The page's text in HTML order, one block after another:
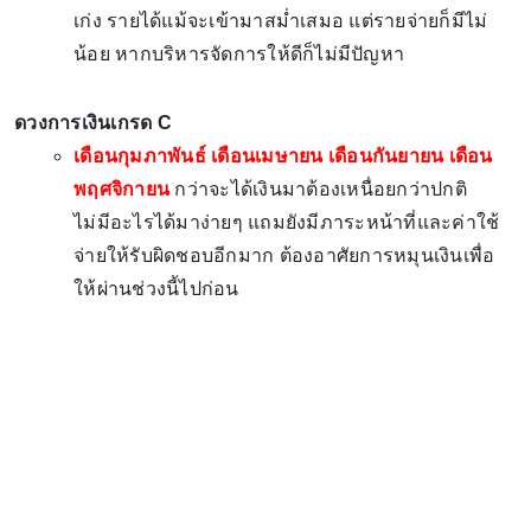
เก่ง รายได้แม้จะเข้ามาสม่ำเสมอ แต่รายจ่ายก็มีไม่
น้อย หากบริหารจัดการให้ดีก็ไม่มีปัญหา
ดวงการเงินเกรด C
เดือนกุมภาพันธ์ เดือนเมษายน เดือนกันยายน เดือน
พฤศจิกายนกว่าจะได้เงินมาต้องเหนื่อยกว่าปกติ
ไม่มีอะไรได้มาง่ายๆ แถมยังมีภาระหน้าที่และค่าใช้
จ่ายให้รับผิดชอบอีกมาก ต้องอาศัยการหมุนเงินเพื่อ
ให้ผ่านช่วงนี้ไปก่อน